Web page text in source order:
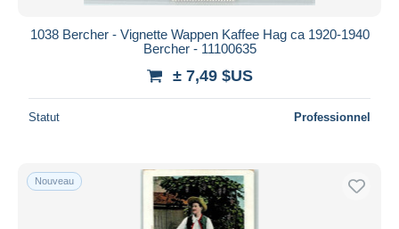
1038 Bercher - Vignette Wappen Kaffee Hag ca 1920-1940
Bercher - 11100635
± 7,49 $US
Statut Professionnel
Nouveau